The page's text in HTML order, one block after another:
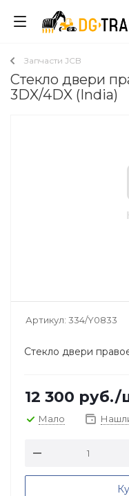
Запчасти JCB
Стекло двери
3DX/4DX (India)
Артикул: 334/Y0833
Стекло двери
12 300 руб./
Мало